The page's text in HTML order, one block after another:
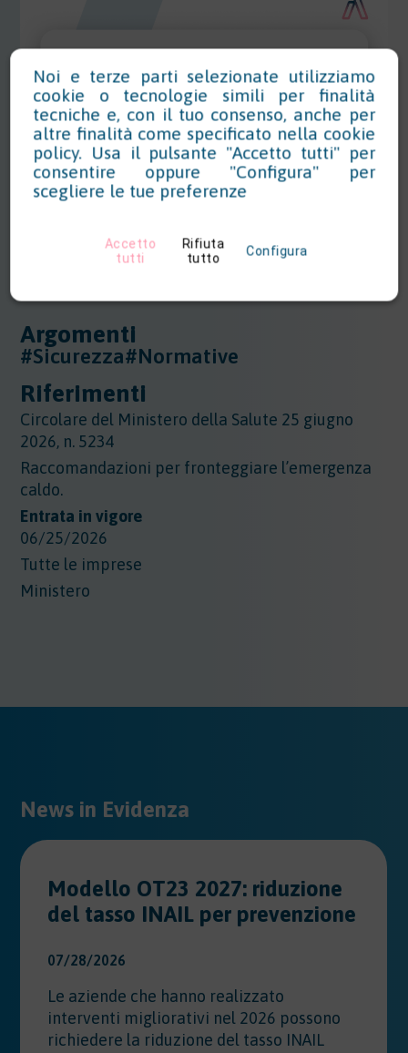
Argomenti
#Sicurezza#Normative
Riferimenti
Circolare del Ministero della Salute 25 giugno
2026, n. 5234
Raccomandazioni per fronteggiare l’emergenza
caldo.
Entrata in vigore
06/25/2026
Tutte le imprese
Ministero
News in Evidenza
Modello OT23 2027: riduzione
del tasso INAIL per prevenzione
07/28/2026
Le aziende che hanno realizzato
interventi migliorativi nel 2026 possono
richiedere la riduzione del tasso INAIL
Noi e terze parti selezionate utilizziamo
cookie o tecnologie simili per finalità
tecniche e, con il tuo consenso, anche per
altre finalità come specificato nella cookie
policy. Usa il pulsante "Accetto tutti" per
consentire oppure "Configura" per
scegliere le tue preferenze
Accetto
tutti
Rifiuta
tutto
Configura